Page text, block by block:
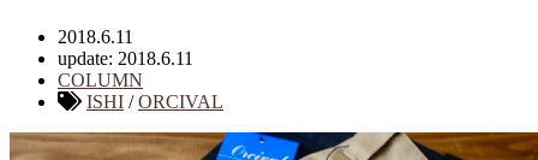
2018.6.11
update: 2018.6.11
COLUMN
ISHI /ORCIVAL